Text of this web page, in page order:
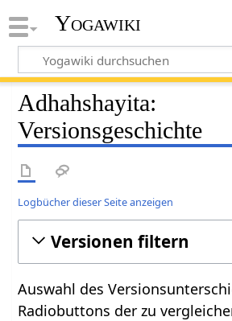
Yogawiki
Adhahshayita:
Versionsgeschichte
Logbücher dieser Seite anzeigen
Versionen filtern
Auswahl des
Radiobuttons der zu